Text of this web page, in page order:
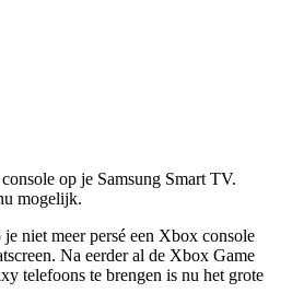
op je Samsung Smart TV.
mogelijk.
niet meer persé een Xbox console
Na eerder al de Xbox Game
telefoons te brengen is nu het grote